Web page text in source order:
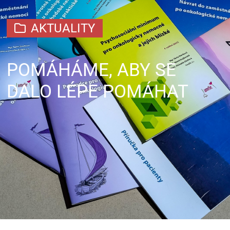
AKTUALITY
POMÁHÁME, ABY SE
DALO LÉPE POMÁHAT